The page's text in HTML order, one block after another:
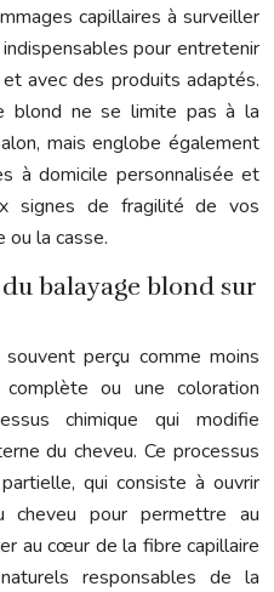
capillaires à surveiller
pour entretenir
avec des produits adaptés.
blond ne se limite pas à la
mais englobe également
à domicile personnalisée et
signes de fragilité de vos
ou la casse.
balayage blond sur
perçu comme moins
complète ou une coloration
chimique qui modifie
du cheveu. Ce processus
qui consiste à ouvrir
cheveu pour permettre au
au cœur de la fibre capillaire
responsables de la